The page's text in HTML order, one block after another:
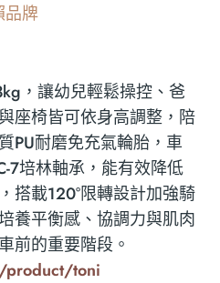
品牌
，讓幼兒輕鬆操控、爸
座椅皆可依身高調整，陪
PU耐磨免充氣輪胎，車
7培林軸承，能有效降低
搭載120°限轉設計加強騎
養平衡感、協調力與肌肉
前的重要階段。
product/toni